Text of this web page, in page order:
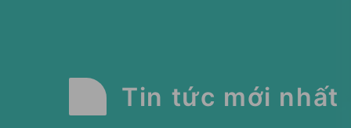
Tin tức mới nhất